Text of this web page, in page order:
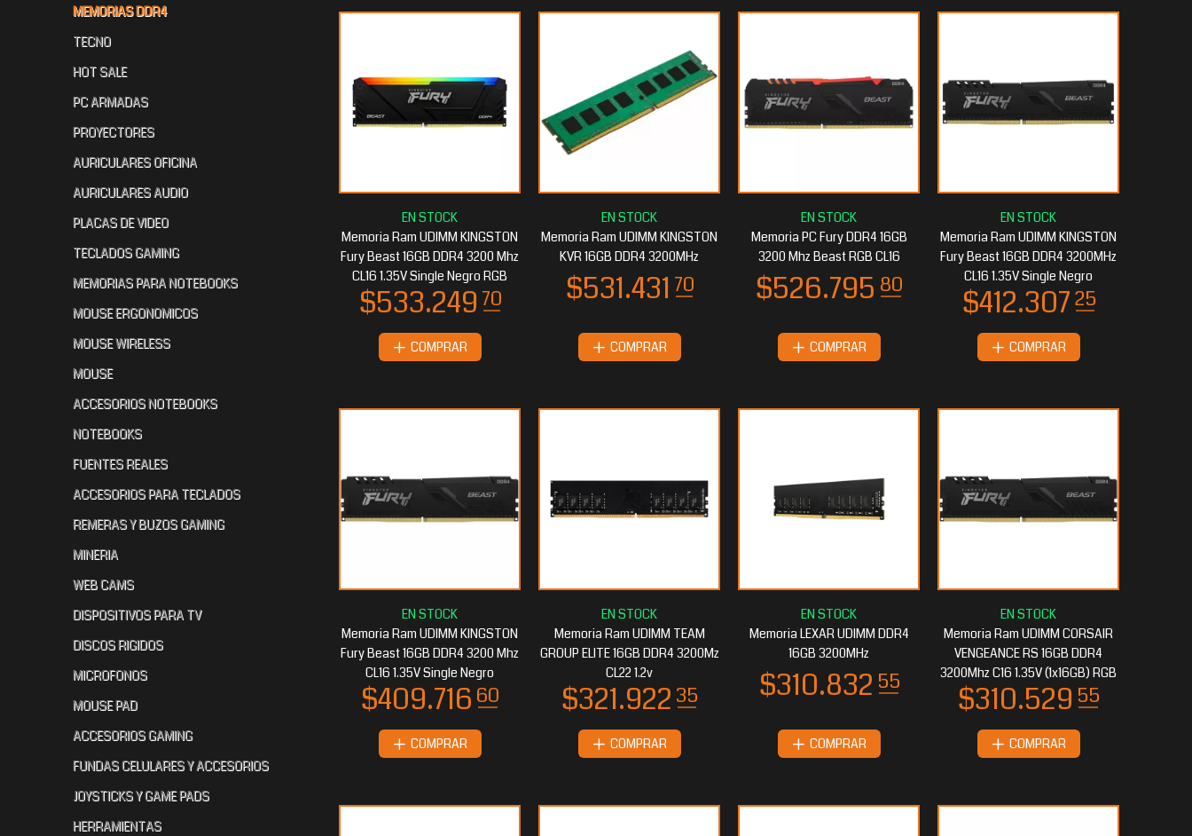
MEMORIAS DDR4
TECNO
HOT SALE
PC ARMADAS
PROYECTORES
AURICULARES OFICINA
AURICULARES AUDIO
PLACAS DE VIDEO
TECLADOS GAMING
MEMORIAS PARA NOTEBOOKS
MOUSE ERGONOMICOS
MOUSE WIRELESS
MOUSE
ACCESORIOS NOTEBOOKS
NOTEBOOKS
FUENTES REALES
ACCESORIOS PARA TECLADOS
REMERAS Y BUZOS GAMING
MINERIA
WEB CAMS
DISPOSITIVOS PARA TV
DISCOS RIGIDOS
MICROFONOS
MOUSE PAD
ACCESORIOS GAMING
FUNDAS CELULARES Y ACCESORIOS
JOYSTICKS Y GAME PADS
HERRAMIENTAS
Memoria Ram UDIMM KINGSTON
Fury Beast 16GB DDR4 3200 Mhz
CL16 1.35V Single Negro RGB
COMPRAR
Memoria Ram UDIMM KINGSTON
KVR 16GB DDR4 3200MHz
COMPRAR
Memoria PC Fury DDR4 16GB
3200 Mhz Beast RGB CL16
COMPRAR
Memoria Ram UDIMM KINGSTON
Fury Beast 16GB DDR4 3200MHz
CL16 1.35V Single Negro
COMPRAR
Memoria Ram UDIMM KINGSTON
Fury Beast 16GB DDR4 3200 Mhz
CL16 1.35V Single Negro
COMPRAR
Memoria Ram UDIMM TEAM
GROUP ELITE 16GB DDR4 3200Mz
CL22 1.2v
35
COMPRAR
Memoria LEXAR UDIMM DDR4
16GB 3200MHz
COMPRAR
Memoria Ram UDIMM CORSAIR
VENGEANCE RS 16GB DDR4
3200Mhz C16 1.35V (1x16GB) RGB
$310.529 55
COMPRAR
$302.303
$230.476 90
$218.348 $172.073